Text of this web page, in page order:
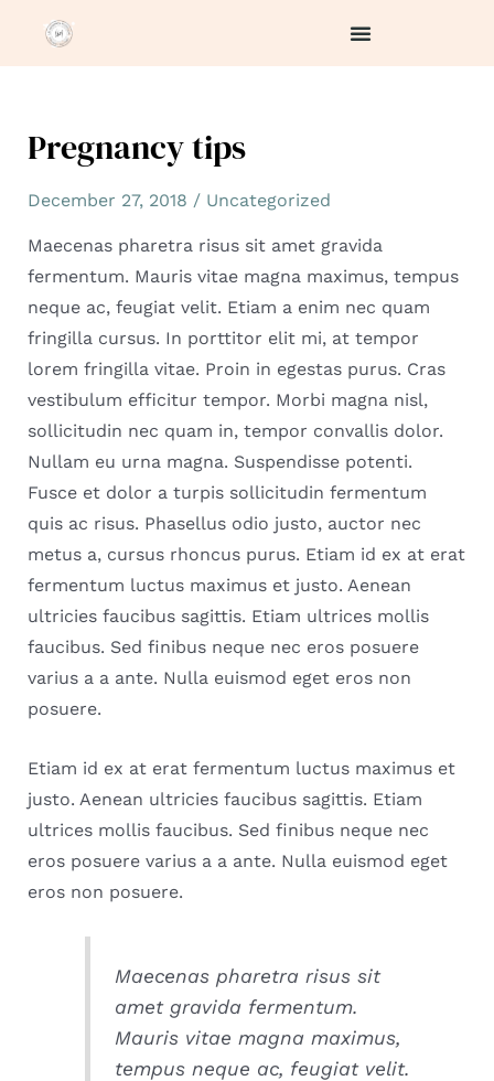
Pregnancy tips
December 27, 2018 / Uncategorized
Maecenas pharetra risus sit amet gravida
fermentum. Mauris vitae magna maximus, tempus
neque ac, feugiat velit. Etiam a enim nec quam
fringilla cursus. In porttitor elit mi, at tempor
lorem fringilla vitae. Proin in egestas purus. Cras
vestibulum efficitur tempor. Morbi magna nisl,
sollicitudin nec quam in, tempor convallis dolor.
Nullam eu urna magna. Suspendisse potenti.
Fusce et dolor a turpis sollicitudin fermentum
quis ac risus. Phasellus odio justo, auctor nec
metus a, cursus rhoncus purus. Etiam id ex at erat
fermentum luctus maximus et justo. Aenean
ultricies faucibus sagittis. Etiam ultrices mollis
faucibus. Sed finibus neque nec eros posuere
varius a a ante. Nulla euismod eget eros non
posuere.
Etiam id ex at erat fermentum luctus maximus et
justo. Aenean ultricies faucibus sagittis. Etiam
ultrices mollis faucibus. Sed finibus neque nec
eros posuere varius a a ante. Nulla euismod eget
eros non posuere.
Maecenas pharetra risus sit
amet gravida fermentum.
Mauris vitae magna maximus,
tempus neque ac, feugiat velit.
navigation